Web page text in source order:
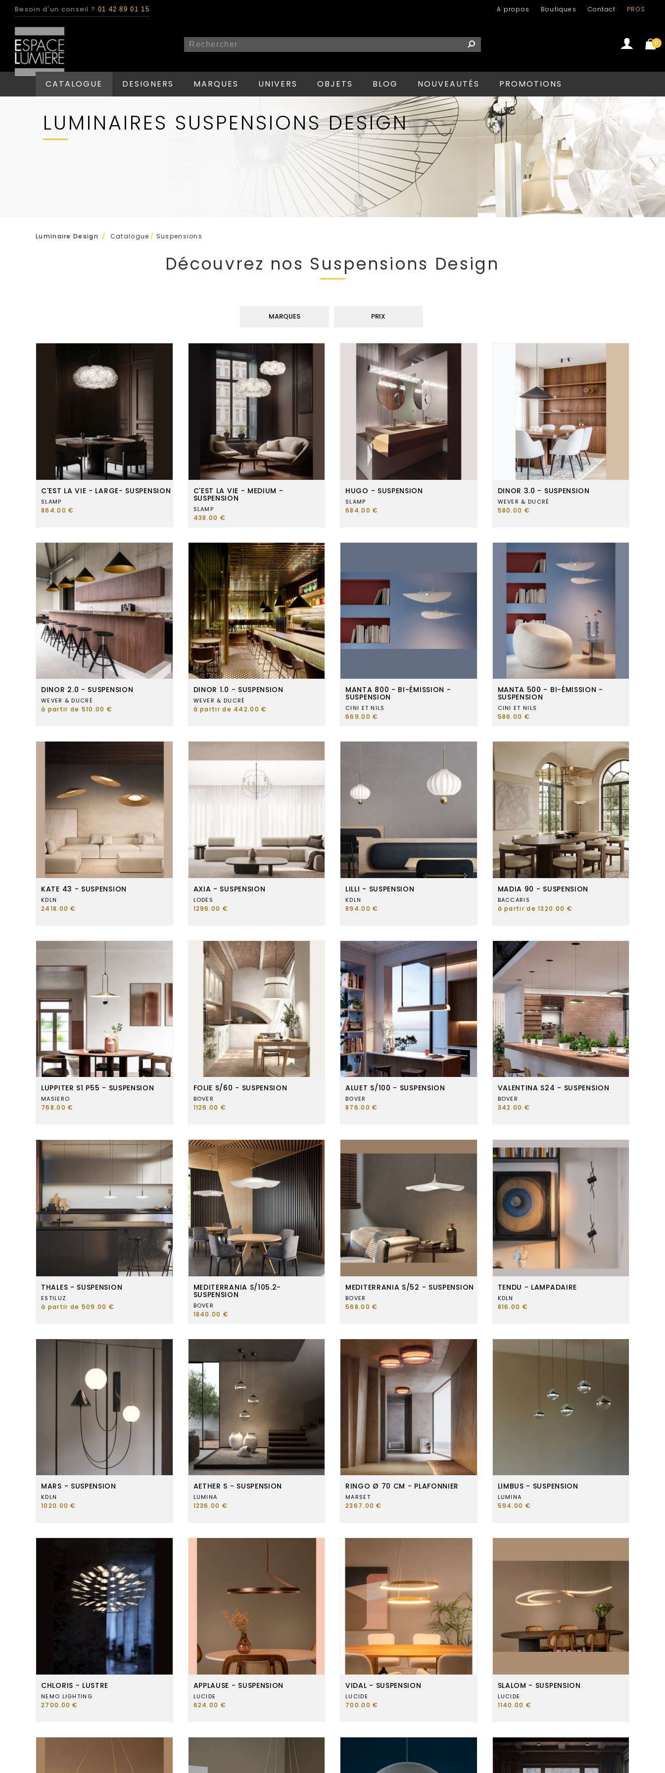
Besoin d'un conseil ? 01 42 89 01 15 A propos Boutiques Contact PROS
0
CATALOGUE DESIGNERS MARQUES UNIVERS OBJETS BLOG NOUVEAUTÉS PROMOTIONS
LUMINAIRES SUSPENSIONS DESIGN
Luminaire Design / Catalogue / Suspensions
Découvrez nos Suspensions Design
MARQUES PRIX
C'EST LA VIE - LARGE- SUSPENSION
SLAMP
864.00 €
C'EST LA VIE - MEDIUM -
SUSPENSION
SLAMP
438.00 €
HUGO - SUSPENSION
SLAMP
684.00 €
DINOR 3.0 - SUSPENSION
WEVER & DUCRÉ
580.00 €
DINOR 2.0 - SUSPENSION
WEVER & DUCRÉ
à partir de 510.00 €
DINOR 1.0 - SUSPENSION
WEVER & DUCRÉ
à partir de 442.00 €
MANTA 800 - BI-ÉMISSION -
SUSPENSION
CINI ET NILS
669.00 €
MANTA 500 - BI-ÉMISSION -
SUSPENSION
CINI ET NILS
586.00 €
KATE 43 - SUSPENSION
KDLN
2418.00 €
AXIA - SUSPENSION
LODES
1296.00 €
LILLI - SUSPENSION
KDLN
894.00 €
MADIA 90 - SUSPENSION
BACCARIS
à partir de 1320.00 €
LUPPITER S1 P55 - SUSPENSION
MASIERO
768.00 €
FOLIE S/60 - SUSPENSION
BOVER
1126.00 €
ALUET S/100 - SUSPENSION
BOVER
876.00 €
VALENTINA S24 - SUSPENSION
BOVER
342.00 €
THALES - SUSPENSION
ESTILUZ
à partir de 509.00 €
MEDITERRANIA S/105.2-
SUSPENSION
BOVER
1840.00 €
MEDITERRANIA S/52 - SUSPENSION
BOVER
568.00 €
TENDU - LAMPADAIRE
KDLN
816.00 €
MARS - SUSPENSION
KDLN
1020.00 €
AETHER S - SUSPENSION
LUMINA
1236.00 €
RINGO Ø 70 CM - PLAFONNIER
MARSET
2367.00 €
LIMBUS - SUSPENSION
LUMINA
594.00 €
CHLORIS - LUSTRE
NEMO LIGHTING
2700.00 €
APPLAUSE - SUSPENSION
LUCIDE
624.00 €
VIDAL - SUSPENSION
LUCIDE
700.00 €
SLALOM - SUSPENSION
LUCIDE
1140.00 €